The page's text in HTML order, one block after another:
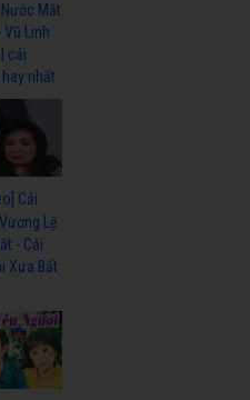
Nước Mắt
Vũ Linh
cải
nhất
Cải
Lệ
- Cải
Xưa Bất